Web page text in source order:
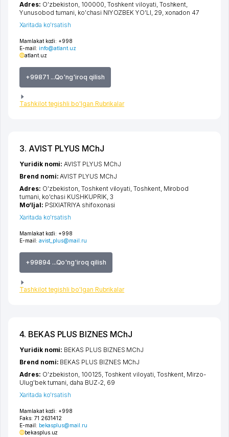
Mamlakat kodi: +998
E-mail: info@atlant.uz
atlant.uz
+99871 ...Qo'ng'iroq qilish
Tashkilot tegishli bo'lgan Rubrikalar
Adres: O'zbekiston, 100000, Toshkent viloyati, Toshkent,
Yunusobod tumani, ko'chasi NIYOZBEK YO'LI, 29, xonadon 47
Xaritada ko'rsatish
3. AVIST PLYUS MChJ
Mamlakat kodi: +998
E-mail: avist_plus@mail.ru
+99894 ...Qo'ng'iroq qilish
Tashkilot tegishli bo'lgan Rubrikalar
Yuridik nomi:AVIST PLYUS MChJ
Brend nomi:AVIST PLYUS MChJ
Adres: O'zbekiston,Toshkent viloyati,Toshkent, Mirobod
tumani, ko'chasi KUSHKUPRIK, 3
Mo‘ljal: PSIXIATRIYA shifoxonasi
Xaritada ko'rsatish
4. BEKAS PLUS BIZNES MChJ
Mamlakat kodi: +998
Faks: 71 2631412
E-mail: bekasplus@mail.ru
bekasplus.uz
Yuridik nomi: BEKAS PLUS BIZNES MChJ
Brend nomi: BEKAS PLUS BIZNES MChJ
Adres: O'zbekiston, 100125, Toshkent viloyati Toshkent Mirzo-
Ulug'bek tumani daha BUZ-2 , 69
Xaritada ko'rsatish